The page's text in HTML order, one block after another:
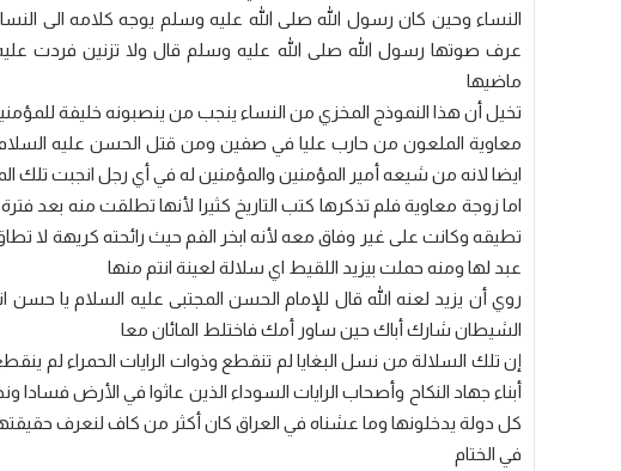
النساء وحين كان رسول الله صلى الله عليه وسلم يوجه كلامه الى
عرف صوتها رسول الله صلى الله عليه وسلم قال ولا تزنين فردت
ماضيها
تخيل أن هذا النموذج المخزي من النساء ينجب من ينصبونه خليفة
معاوية الملعون من حارب عليا في صفين ومن قتل الحسن عليه
ايضا لانه من شيعه أمير المؤمنين والمؤمنين له في أي رجل انجبت تلك
اما زوجة معاوية فلم تذكرها كتب التاريخ كثيرا لأنها تطلقت منه بعد
تطيقه وكانت على غير وفاق معه لأنه ابخر الفم حيث رائحته كريهة لا
عبد لها ومنه حملت بيزيد اللقيط اي سلالة لعينة انتم منها
روي أن يزيد لعنه الله قال للإمام الحسن المجتبى عليه السلام يا
الشيطان شارك أباك حين ساور أمك فاختلط المائان معا
إن تلك السلالة من نسل البغايا لم تنقطع وذوات الرايات الحمراء لم
أبناء جهاد النكاح وأصحاب الرايات السوداء الذين عاثوا في الأرض فسادا
كل دولة يدخلونها وما عشناه في العراق كان أكثر من كاف لنعرف
في الختام